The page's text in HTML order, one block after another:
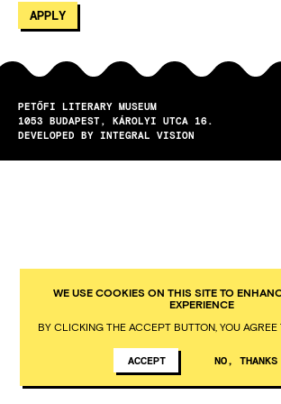
PETŐFI LITERARY MUSEUM
1053
BUDAPEST
KÁROLYI UTCA 16.
DEVELOPED BY INTEGRAL VISION
WE USE COOKIES ON THIS SITE TO
EXPERIENCE
BY CLICKING THE ACCEPT BUTTON, YOU AGREE
ACCEPT NO, THANKS